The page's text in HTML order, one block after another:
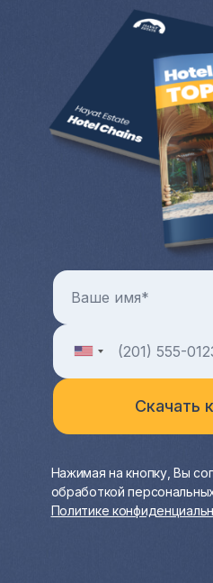
время вы можете
Цены на
недвижимость с
растут. Всегда
или дом за
довольно крупную
Больше преимуществ и
покупки квартиры и
недвижимости в целом
индивидуальной
Нажимая на кнопку, Вы
обработкой
Политике